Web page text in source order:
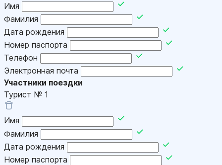
Имя
Фамилия
Дата рождения
Номер паспорта
Телефон
Электронная почта
Участники поездки
Турист № 1
Имя
Фамилия
Дата рождения
Номер паспорта